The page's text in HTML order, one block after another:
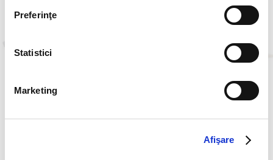
Preferinţe
Statistici
Marketing
Afişare
Siciliano Chicken
McCrispy® Fresh